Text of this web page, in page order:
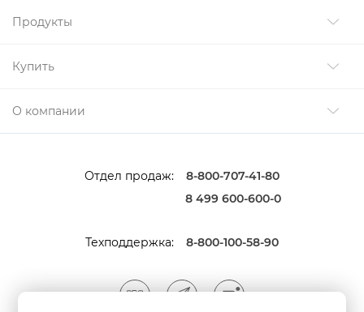
Продукты
Купить
О компании
Отдел продаж:
8-800-707-41-80
8 499 600-600-0
Техподдержка: 8-800-100-58-90